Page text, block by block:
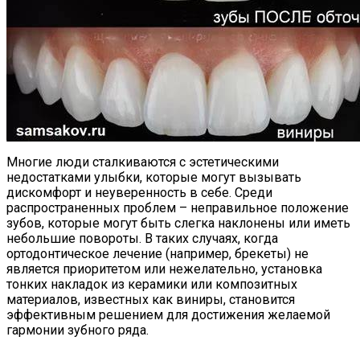
Многие люди сталкиваются с эстетическими
недостатками улыбки, которые могут вызывать
дискомфорт и неуверенность в себе. Среди
распространенных проблем – неправильное положение
зубов, которые могут быть слегка наклонены или иметь
небольшие повороты. В таких случаях, когда
ортодонтическое лечение (например, брекеты) не
является приоритетом или нежелательно, установка
тонких накладок из керамики или композитных
материалов, известных как виниры, становится
эффективным решением для достижения желаемой
гармонии зубного ряда.